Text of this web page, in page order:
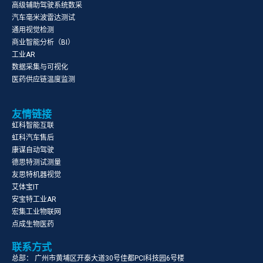
高级辅助驾驶系统数采
汽车毫米波雷达测试
通用视觉检测
商业智能分析（BI）
工业AR
数据采集与可视化
医药供应链温度监测
友情链接
虹科智能互联
虹科汽车售后
康谋自动驾驶
德思特测试测量
友思特机器视觉
艾体宝IT
安宝特工业AR
宏集工业物联网
点成生物医药
联系方式
总部： 广州市黄埔区开泰大道30号佳都PCI科技园6号楼